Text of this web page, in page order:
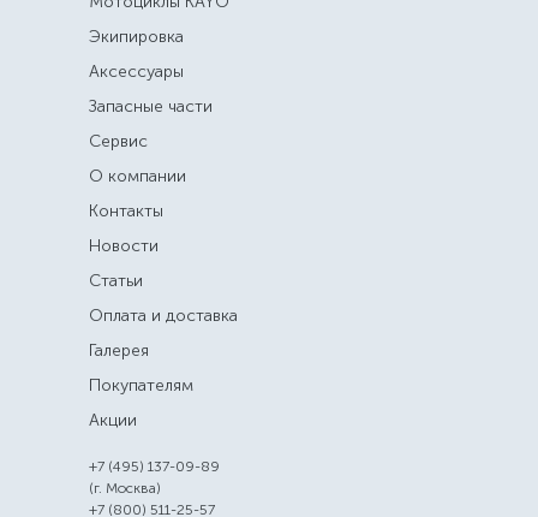
Экипировка
Аксессуары
Запасные части
Сервис
О компании
Контакты
Новости
Статьи
Оплата и доставка
Галерея
Покупателям
Акции
+7 (495) 137-09-89
(г. Москва)
+7 (800) 511-25-57